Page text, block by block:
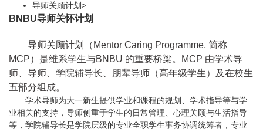
导师关顾计划>
BNBU导师关怀计划
导师关顾计划（Mentor Caring Programme, 简称
MCP）是维系学生与BNBU 的重要桥梁。MCP 由学术导
师、导师、学院辅导长、朋辈导师（高年级学生）及在校生
五部分组成。
学术导师为大一新生提供学业和课程的规划、学术指导等与学
业相关的支持，导师侧重于学生的日常管理、心理关顾与生活指导
等，学院辅导长是学院层级的专业全职学生事务协调统筹者，专业